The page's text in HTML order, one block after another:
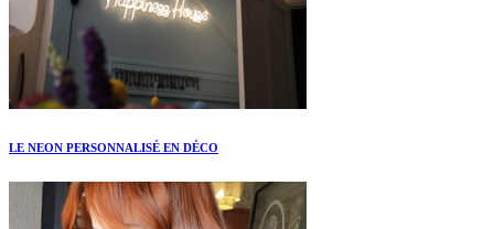
LE NEON PERSONNALISÉ EN DÉCO